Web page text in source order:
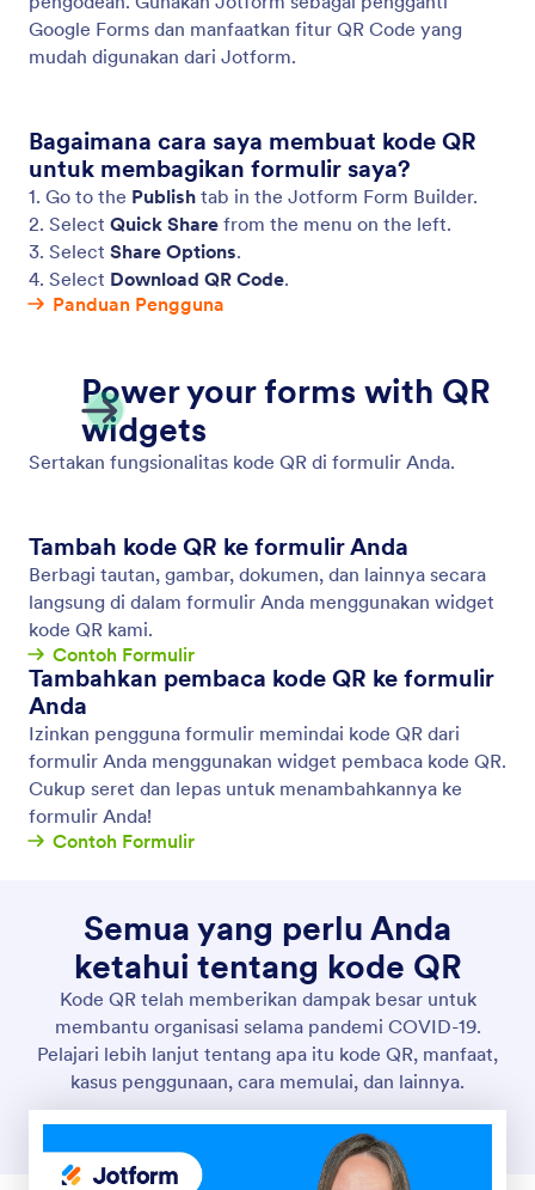
Google Forms dan manfaatkan fitur QR Code yang
mudah digunakan dari Jotform.
Bagaimana cara saya membuat kode QR
untuk membagikan formulir saya?
1. Go to the Publish tab in the Jotform Form Builder.
2. Select Quick Share from the menu on the left.
3. Select Share Options.
4. Select Download QR Code.
Panduan Pengguna
Power your forms with QR
widgets
Sertakan fungsionalitas kode QR di formulir Anda.
Tambah kode QR ke formulir Anda
Berbagi tautan, gambar, dokumen, dan lainnya secara
langsung di dalam formulir Anda menggunakan widget
kode QR kami.
Contoh Formulir
Tambahkan pembaca kode QR ke formulir
Anda
Izinkan pengguna formulir memindai kode QR dari
formulir Anda menggunakan widget pembaca kode QR.
Cukup seret dan lepas untuk menambahkannya ke
formulir Anda!
Contoh Formulir
Semua yang perlu Anda
ketahui tentang kode QR
Kode QR telah memberikan dampak besar untuk
membantu organisasi selama pandemi COVID-19.
Pelajari lebih lanjut tentang apa itu kode QR, manfaat,
kasus penggunaan, cara memulai, dan lainnya.